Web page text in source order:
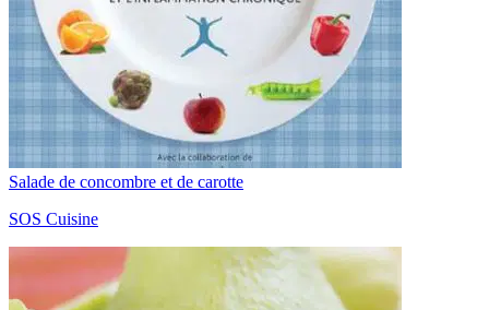
Salade de concombre et de carotte
SOS Cuisine